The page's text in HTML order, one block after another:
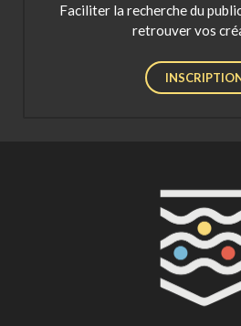
Faciliter la recherche du
retrouver vos